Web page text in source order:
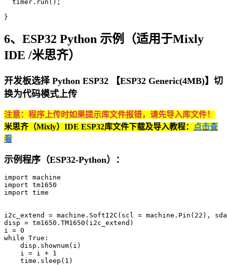
  timer.run();
}
6、ESP32 Python 示例（适用于Mixly
IDE /米思齐）
开发板选择 Python ESP32 【ESP32 Generic(4MB)】切
换为代码模式上传
注意：程序上传时如果提示库文件报错，请先导入库文件！
米思齐（Mixly）IDE ESP32库文件下载及导入教程：
点击查
看
示例程序（ESP32-Python）：
import machine
import tm1650
import time
i2c_extend = machine.SoftI2C(scl = machine.Pin(22),
disp = tm1650.TM1650(i2c_extend)
i = 0
while True:
    disp.shownum(i)
    i = i + 1
    time.sleep(1)